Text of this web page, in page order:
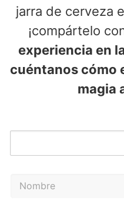
jarra de cerveza
¡compártelo
experiencia en
cuéntanos cómo
magia